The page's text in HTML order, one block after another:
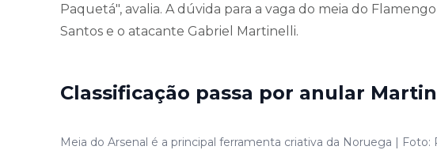
Paquetá", avalia. A dúvida para a vaga do meia do
Santos e o atacante Gabriel Martinelli.
Classificação passa por anular
Meia do Arsenal é a principal ferramenta criativa da Noruega |